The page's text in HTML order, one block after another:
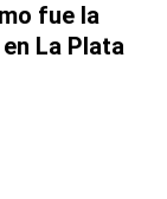
fue la
La Plata